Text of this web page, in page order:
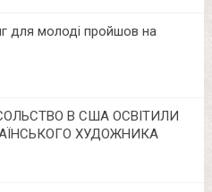
для молоді пройшов на
В США ОСВІТИЛИ
ХУДОЖНИКА